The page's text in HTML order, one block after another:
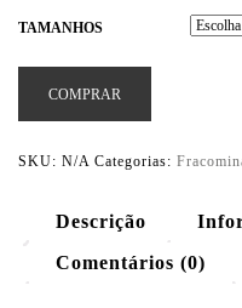
TAMANHOS
COMPRAR
SKU: N/A Categorias:
Descrição
Comentários (0)